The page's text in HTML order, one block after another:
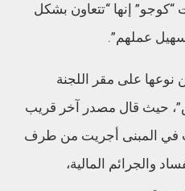
“كوجو” إنها “تتعاون بشكل
عملهم”.
نوعها على مقر اللجنة
حيث قال مصدر آخر قريب
في المبنى أجريت من طرف
والجرائم المالية،